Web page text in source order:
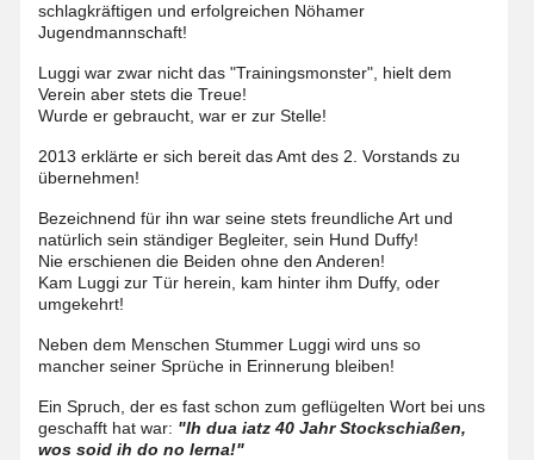
schlagkräftigen und erfolgreichen Nöhamer
Jugendmannschaft!
Luggi war zwar nicht das "Trainingsmonster", hielt dem
Verein aber stets die Treue!
Wurde er gebraucht, war er zur Stelle!
2013 erklärte er sich bereit das Amt des 2. Vorstands zu
übernehmen!
Bezeichnend für ihn war seine stets freundliche Art und
natürlich sein ständiger Begleiter, sein Hund Duffy!
Nie erschienen die Beiden ohne den Anderen!
Kam Luggi zur Tür herein, kam hinter ihm Duffy, oder
umgekehrt!
Neben dem Menschen Stummer Luggi wird uns so
mancher seiner Sprüche in Erinnerung bleiben!
Ein Spruch, der es fast schon zum geflügelten Wort bei uns
geschafft hat war: "Ih dua iatz 40 Jahr Stockschiaßen,
wos soid ih do no lerna!"